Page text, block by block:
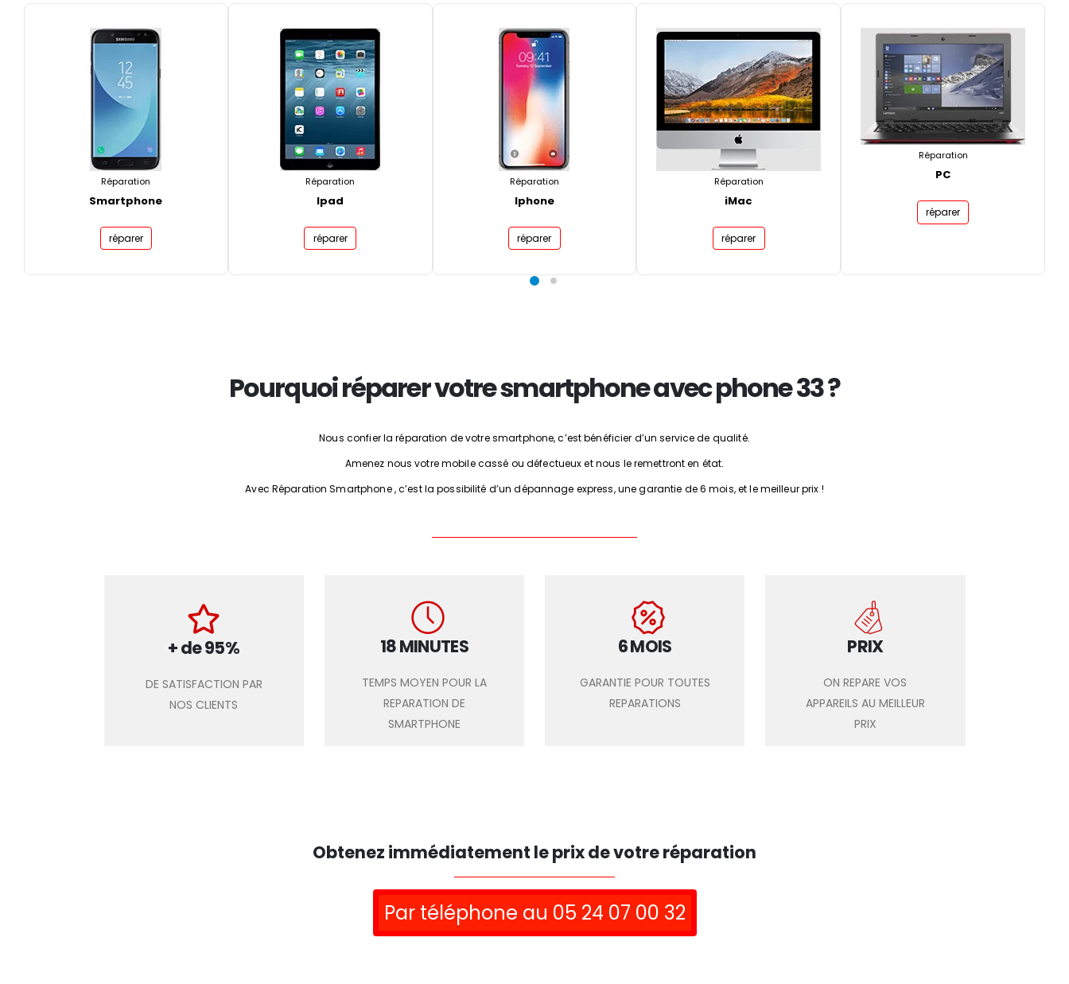
Réparation
Smartphone
réparer
Réparation
Ipad
réparer
Réparation
Iphone
réparer
Réparation
iMac
réparer
Réparation
PC
réparer
Pourquoi réparer votre smartphone avec phone 33 ?
Nous confier la réparation de votre smartphone, c’est bénéficier d’un service de qualité.
Amenez nous votre mobile cassé ou défectueux et nous le remettront en état.
Avec Réparation Smartphone , c’est la possibilité d’un dépannage express, une garantie de 6 mois, et le meilleur prix !
+ de 95%
DE SATISFACTION PAR
NOS CLIENTS
18 MINUTES
TEMPS MOYEN POUR LA
REPARATION DE
SMARTPHONE
6 MOIS
GARANTIE POUR TOUTES
REPARATIONS
PRIX
ON REPARE VOS
APPAREILS AU MEILLEUR
PRIX
Obtenez immédiatement le prix de votre réparation
Par téléphone au 05 24 07 00 32